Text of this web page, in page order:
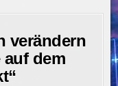
verändern
dem